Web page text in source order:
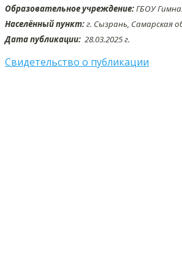
Образовательное учреждение:ГБОУ
Населённый пункт:г. Сызрань, Самарская
Дата публикации: 28.03.2025 г.
Свидетельство о публикации